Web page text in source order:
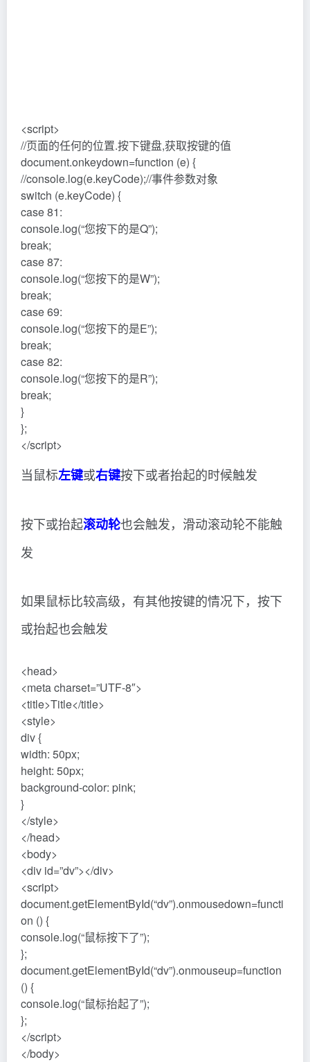
<script>
//页面的任何的位置.按下键盘,获取按键的值
document.onkeydown=function (e) {
//console.log(e.keyCode);//事件参数对象
switch (e.keyCode) {
case 81:
console.log(“您按下的是Q”);
break;
case 87:
console.log(“您按下的是W”);
break;
case 69:
console.log(“您按下的是E”);
break;
case 82:
console.log(“您按下的是R”);
break;
}
};
</script>
当鼠标左键或右键按下或者抬起的时候触发
按下或抬起滚动轮也会触发，滑动滚动轮不能触
发
如果鼠标比较高级，有其他按键的情况下，按下
或抬起也会触发
<head>
<meta charset=”UTF-8″>
<title>Title</title>
<style>
div {
width: 50px;
height: 50px;
background-color: pink;
}
</style>
</head>
<body>
<div id=”dv”></div>
<script>
document.getElementById(“dv”).onmousedown=functi
on () {
console.log(“鼠标按下了”);
};
document.getElementById(“dv”).onmouseup=function
() {
console.log(“鼠标抬起了”);
};
</script>
</body>